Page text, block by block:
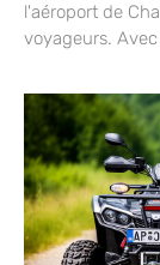
l'aéroport de
voyageurs.